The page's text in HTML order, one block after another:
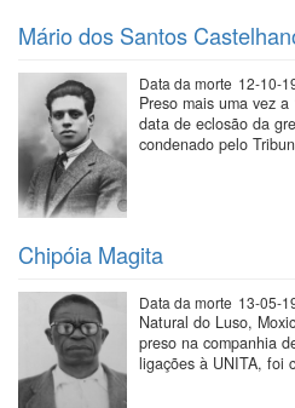
Mário dos Santos
Data da morte 12-10-
Preso mais uma vez
data de eclosão da
condenado pelo
Chipóia Magita
Data da morte 13-05-
Natural do Luso,
preso na companhia
ligações à UNITA, foi